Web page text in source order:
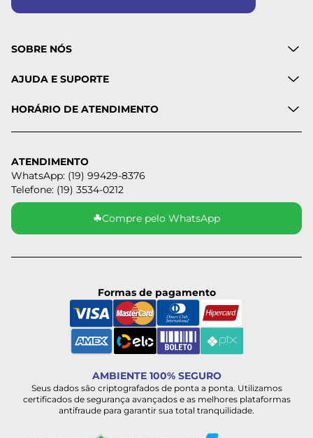
SOBRE NÓS
AJUDA E SUPORTE
HORÁRIO DE ATENDIMENTO
ATENDIMENTO
WhatsApp: (19) 99429-8376
Telefone: (19) 3534-0212
☘Compre pelo WhatsApp
Formas de pagamento
AMBIENTE 100% SEGURO
Seus dados são criptografados de ponta a ponta. Utilizamos
certificados de segurança avançados e as melhores plataformas
antifraude para garantir sua total tranquilidade.